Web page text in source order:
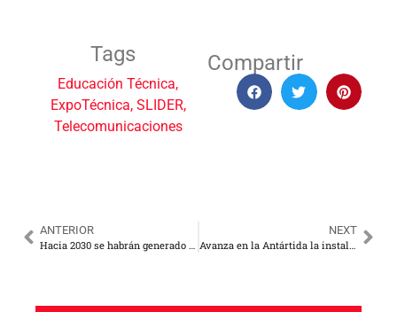
Tags
Educación Técnica,
ExpoTécnica, SLIDER,
Telecomunicaciones
Compartir
ANTERIOR
Hacia 2030 se habrán generado 82.000 millones de kilogramos de desechos electrónicos en todo el mundo
NEXT
Avanza en la Antártida la instalación de paneles solares para hacer al continente blanco menos contaminado